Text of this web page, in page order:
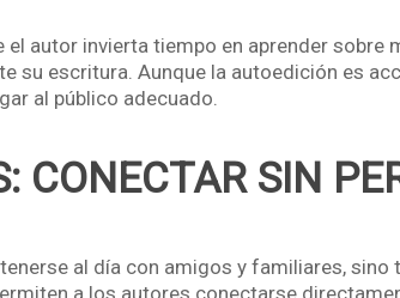
autor invierta tiempo en aprender sobre
su escritura. Aunque la autoedición es
al público adecuado.
CONECTAR SIN
al día con amigos y familiares, sino
a los autores conectarse